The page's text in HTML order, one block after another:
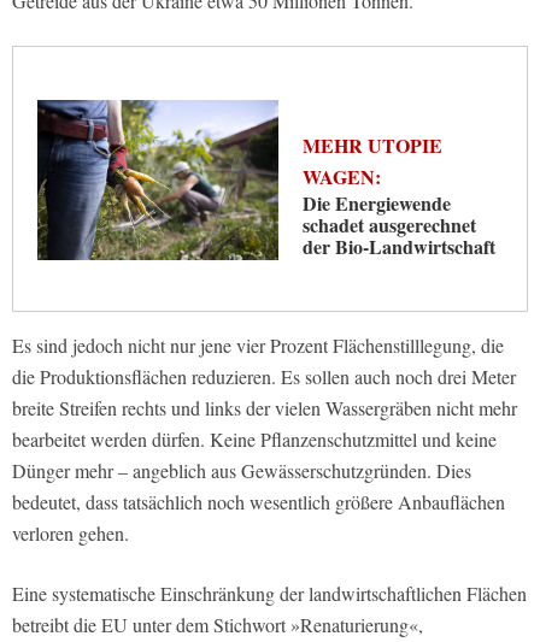
MEHR UTOPIE
WAGEN:
Die Energiewende
schadet ausgerechnet
der Bio-Landwirtschaft
Es sind jedoch nicht nur jene vier Prozent Flächenstilllegung, die
die Produktionsflächen reduzieren. Es sollen auch noch drei Meter
breite Streifen rechts und links der vielen Wassergräben nicht mehr
bearbeitet werden dürfen. Keine Pflanzenschutzmittel und keine
Dünger mehr – angeblich aus Gewässerschutzgründen. Dies
bedeutet, dass tatsächlich noch wesentlich größere Anbauflächen
verloren gehen.
Eine systematische Einschränkung der landwirtschaftlichen Flächen
betreibt die EU unter dem Stichwort »Renaturierung«,